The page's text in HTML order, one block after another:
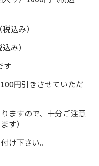
込み）
み）
す
円引きさせていただ
ますので、十分ご注意
す）
け下さい。